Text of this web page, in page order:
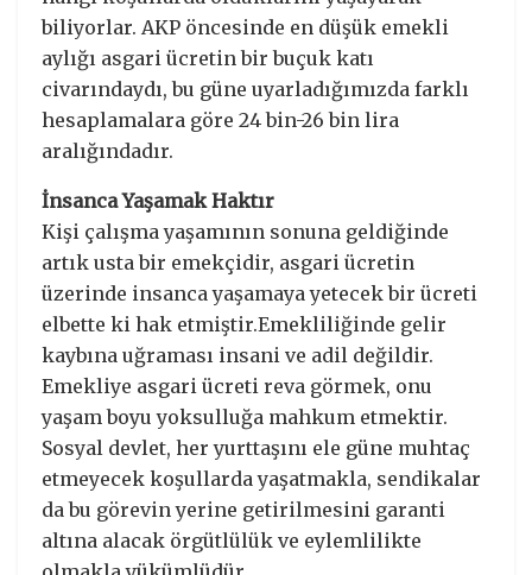
biliyorlar. AKP öncesinde en düşük emekli
aylığı asgari ücretin bir buçuk katı
civarındaydı, bu güne uyarladığımızda farklı
hesaplamalara göre 24 bin-26 bin lira
aralığındadır.
İnsanca Yaşamak Haktır
Kişi çalışma yaşamının sonuna geldiğinde
artık usta bir emekçidir, asgari ücretin
üzerinde insanca yaşamaya yetecek bir ücreti
elbette ki hak etmiştir.Emekliliğinde gelir
kaybına uğraması insani ve adil değildir.
Emekliye asgari ücreti reva görmek, onu
yaşam boyu yoksulluğa mahkum etmektir.
Sosyal devlet, her yurttaşını ele güne muhtaç
etmeyecek koşullarda yaşatmakla, sendikalar
da bu görevin yerine getirilmesini garanti
altına alacak örgütlülük ve eylemlilikte